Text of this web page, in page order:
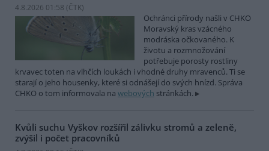
4.8.2026 01:58 (ČTK)
Ochránci přírody našli v CHKO
Moravský kras vzácného
modráska očkovaného. K
životu a rozmnožování
potřebuje porosty rostliny
krvavec toten na vlhčích loukách i vhodné druhy mravenců. Ti se
starají o jeho housenky, které si odnášejí do svých hnízd. Správa
CHKO o tom informovala na webových stránkách.
Kvůli suchu Vyškov rozšířil zálivku stromů a zeleně,
zvýšil i počet pracovníků